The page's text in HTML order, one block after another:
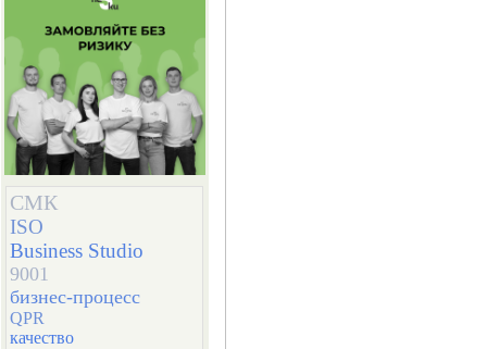
СМК
ISO
Business Studio
9001
бизнес-процесс
QPR
качество